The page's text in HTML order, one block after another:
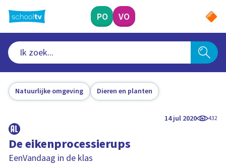
naar
hoofdinhoud
PO VO
Natuurlijke omgeving Dieren en planten
14 jul 2020 432
De eikenprocessierups
EenVandaag in de klas